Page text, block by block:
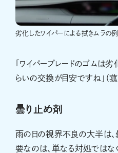
劣化したワイパーによる拭きムラの例
「ワイパーブレードのゴムは
らいの交換が目安ですね」（菰
曇り止め剤
雨の日の視界不良の大半は、
要なのは、単なる対処ではな